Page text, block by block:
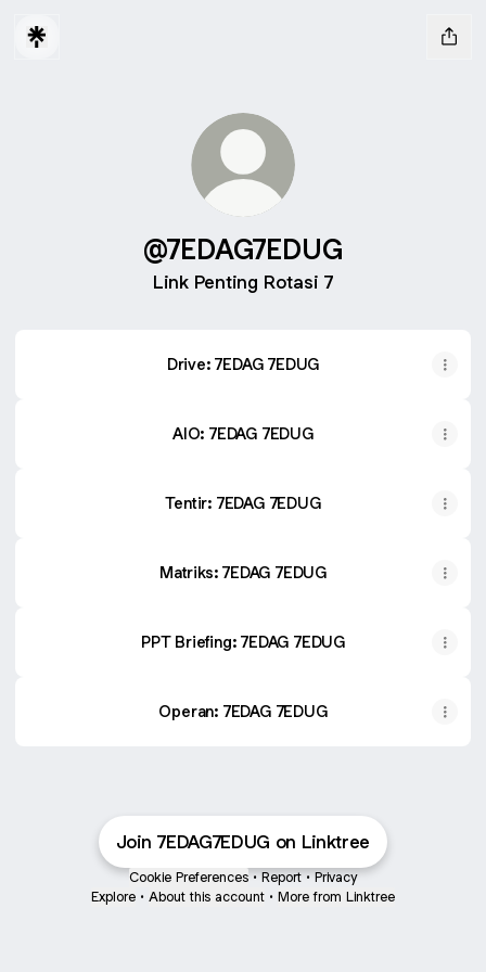
@7EDAG7EDUG
Link Penting Rotasi 7
Drive: 7EDAG 7EDUG
AIO: 7EDAG 7EDUG
Tentir: 7EDAG 7EDUG
Matriks: 7EDAG 7EDUG
PPT Briefing: 7EDAG 7EDUG
Operan: 7EDAG 7EDUG
Join 7EDAG7EDUG on Linktree
Cookie Preferences • Report • Privacy
Explore • About this account • More from Linktree